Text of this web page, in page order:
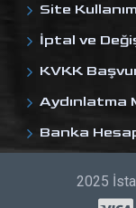
Site
İptal ve
KVKK
Aydınlatma
Banka
2025